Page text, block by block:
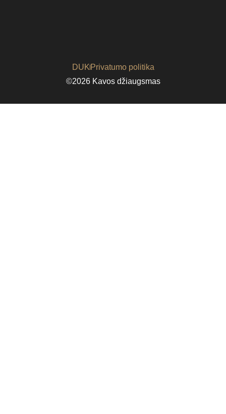
DUKPrivatumo politika
©2026 Kavos džiaugsmas